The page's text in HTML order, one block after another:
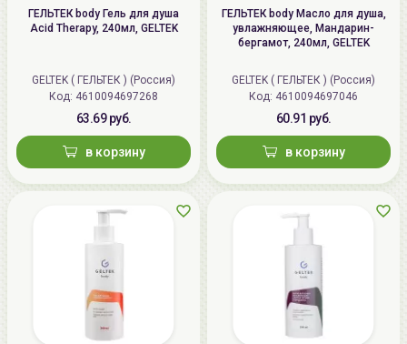
Московская область, Истринский
район, г.Дедовск, ул.Набережная
Речфлота, д.1) +7(495)212-93-66
Импортер в
Беларусь:
ООО «Аллкосметикс Групп».
Беларусь, 220113 Минск,
ул.Мележа, д.5, корп.1, пом.233.
+375296092910
group@allcosmetics.by
ГЕЛЬТЕК body Гель для душа
Acid Therapy, 240мл, GELTEK
GELTEK ( ГЕЛЬТЕК ) (Россия)
Код: 4610094697268
63.69 руб.
в корзину
ГЕЛЬТЕК body Масло для душа,
увлажняющее, Мандарин-
бергамот, 240мл, GELTEK
GELTEK ( ГЕЛЬТЕК ) (Россия)
Код: 4610094697046
60.91 руб.
в корзину